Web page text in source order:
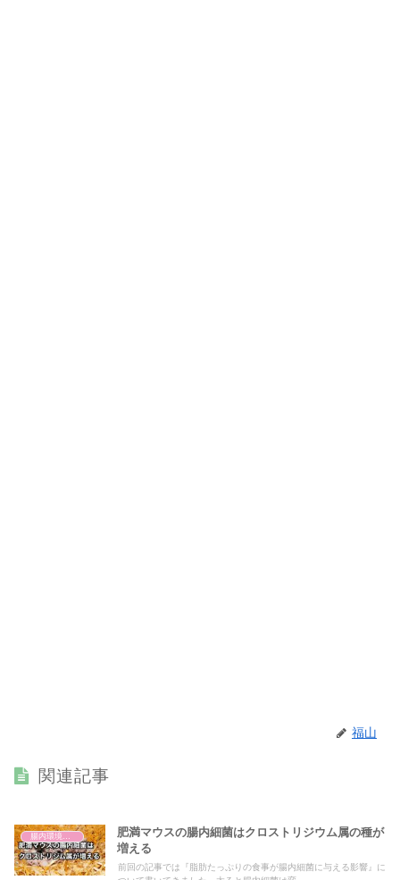
福山
関連記事
肥満マウスの腸内細菌はクロストリジウム属の種が
増える
前回の記事では『脂肪たっぷりの食事が腸内細菌に与える影響』に